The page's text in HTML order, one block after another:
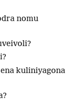
nomu
kuliniyagona